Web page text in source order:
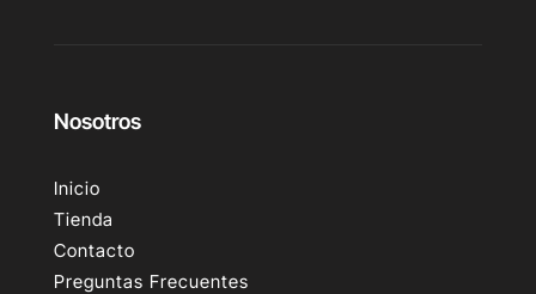
Nosotros
Inicio
Tienda
Contacto
Preguntas Frecuentes